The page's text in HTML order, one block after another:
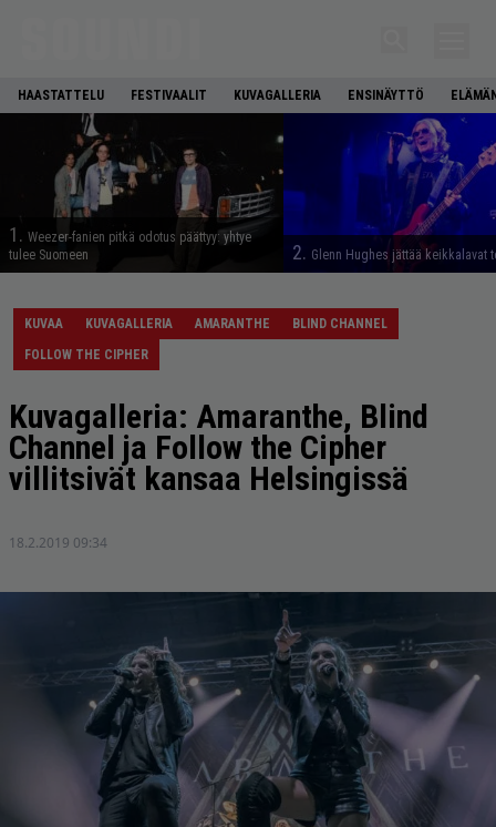
HAASTATTELU FESTIVAALIT KUVAGALLERIA ENSINÄYTTÖ
1. Weezer-fanien pitkä odotus päättyy: yhtye
tulee Suomeen
2. Glenn Hughes jättää keikkalavat
KUVAA KUVAGALLERIA AMARANTHE
BLIND CHANNEL
FOLLOW THE CIPHER
Kuvagalleria: Amaranthe, Blind
Channel ja Follow the Cipher
villitsivät kansaa Helsingissä
18.2.2019 09:34